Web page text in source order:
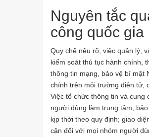
Nguyên tắc
công quốc gia
Quy chế nêu rõ, việc quản lý,
kiểm soát thủ tục hành chính,
thông tin mạng, bảo vệ bí mật
chính trên môi trường điện tử,
Việc tổ chức thông tin và
người dùng làm trung tâm;
kịp thời theo quy định; giao
cận đối với mọi nhóm người